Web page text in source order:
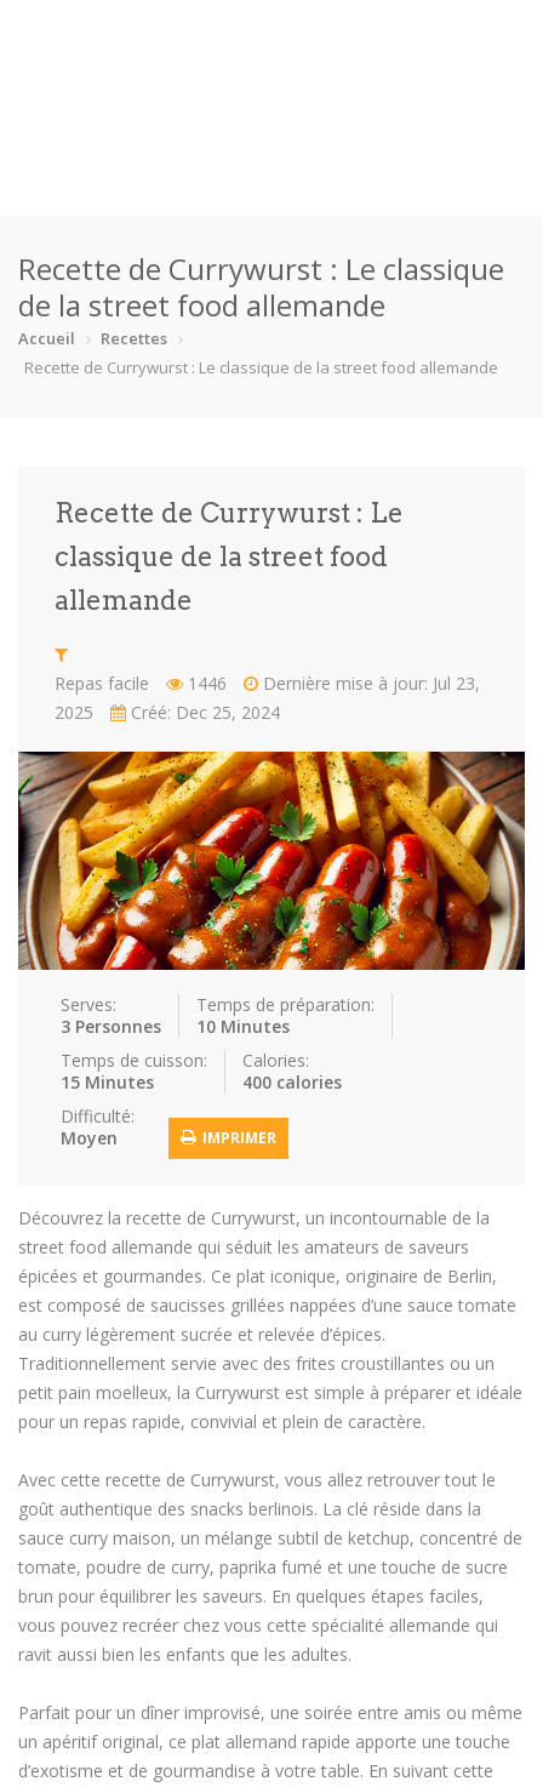
Catégories
Boisson Crevette
Plat princ… Poisson Porc
Soupes
Recettes
Nous contacter
Connexion / Inscription
Recette de Currywurst : Le classique
de la street food allemande
Accueil
Recettes
Recette de Currywurst : Le classique de la street food allemande
Recette de Currywurst : Le
classique de la street food
allemande
Repas facile 1446
Dernière mise à jour: Jul 23,
2025
Créé: Dec 25, 2024
Serves:
3 Personnes
Temps de préparation:
10 Minutes
Temps de cuisson:
15 Minutes
Calories:
400 calories
Difficulté:
Moyen
IMPRIMER
Découvrez la recette de Currywurst, un incontournable de la
street food allemande qui séduit les amateurs de saveurs
épicées et gourmandes. Ce plat iconique, originaire de Berlin,
est composé de saucisses grillées nappées d’une sauce tomate
au curry légèrement sucrée et relevée d’épices.
Traditionnellement servie avec des frites croustillantes ou un
petit pain moelleux, la Currywurst est simple à préparer et idéale
pour un repas rapide, convivial et plein de caractère.
Avec cette recette de Currywurst, vous allez retrouver tout le
goût authentique des snacks berlinois. La clé réside dans la
sauce curry maison, un mélange subtil de ketchup, concentré de
tomate, poudre de curry, paprika fumé et une touche de sucre
brun pour équilibrer les saveurs. En quelques étapes faciles,
vous pouvez recréer chez vous cette spécialité allemande qui
ravit aussi bien les enfants que les adultes.
Parfait pour un dîner improvisé, une soirée entre amis ou même
un apéritif original, ce plat allemand rapide apporte une touche
d’exotisme et de gourmandise à votre table. En suivant cette